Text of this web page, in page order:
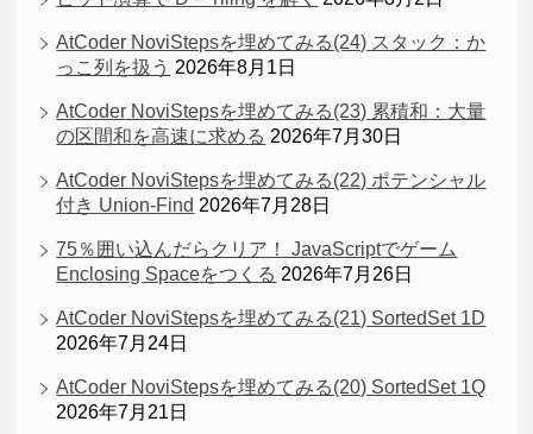
AtCoder NoviStepsを埋めてみる(24) スタック：か
っこ列を扱う 2026年8月1日
AtCoder NoviStepsを埋めてみる(23) 累積和：大量
の区間和を高速に求める 2026年7月30日
AtCoder NoviStepsを埋めてみる(22) ポテンシャル
付き Union-Find 2026年7月28日
75％囲い込んだらクリア！ JavaScriptでゲーム
Enclosing Spaceをつくる 2026年7月26日
AtCoder NoviStepsを埋めてみる(21) SortedSet 1D
2026年7月24日
AtCoder NoviStepsを埋めてみる(20) SortedSet 1Q
2026年7月21日